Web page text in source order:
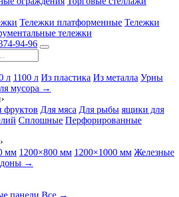
Тележки платформенные Тележки
тележки
94-96
л 1100 л Из пластика Из металла Урны
мусора →
›
фруктов Для мяса Для рыбы ящики для
Сплошные Перфорированные
›
мм 1200×800 мм 1200×1000 мм Железные
→
панели Все →